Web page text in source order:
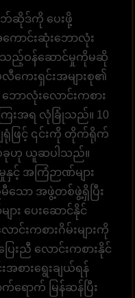
ဆိုဒ်ကို ပေးဖို့
ောင်းဆုံးဘောလုံး
သည့်ဝန်ဆောင်မှုကိုမဆို
လီကေးရှင်းအများစု၏
ောလုံးလောင်းကစား
ြေးအရ လုံခြုံသည်။ 10
ရုံဖြင့် ၎င်းကို တိုက်ရိုက်
ခုဟု ယူဆပါသည်။
င့် အကြံဉာဏ်များ
သော အဖွဲ့တစ်ဖွဲ့ရှိပြီး
ား ပေးဆောင်နိုင်
င်းကစားဂိမ်းများကို
ြေးညီ လောင်းကစားနိုင်
စားရွေးချယ်ရန်
ရောက် မြန်ဆန်ပြီး